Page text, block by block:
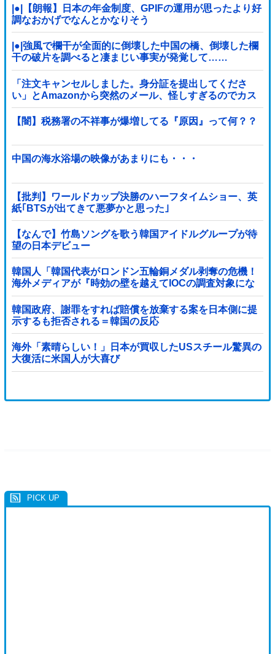
|●|【朗報】日本の年金制度、GPIFの運用が思ったより好
調なおかげでなんとかなりそう
|●|強風で欄干が全面的に倒壊した中国の橋、倒壊した欄
干の破片を調べると凄まじい事実が発覚して……
「注文キャンセルしました。身分証を提出してくださ
い」とAmazonから突然のメール、怪しすぎるのでカス
タマーに確認したら……
【闇】税務署の不祥事が爆増してる『原因』って何？？
中国の海水浴場の映像があまりにも・・・
【批判】ワールドカップ決勝のハーフタイムショー、英
紙｢BTSが出てきて悪夢かと思った｣
【なんで】竹島ソングを歌う韓国アイドルグループが待
望の日本デビュー
韓国人「韓国代表がロンドン五輪銅メダル剥奪の危機！
海外メディアが『時効の壁を越えてIOCの調査対象にな
り得る』と報道！」
韓国政府、謝罪をすれば賠償を放棄する案を日本側に提
示するも拒否される＝韓国の反応
海外「素晴らしい！」日本が買収したUSスチール驚異の
大復活に米国人が大喜び